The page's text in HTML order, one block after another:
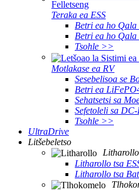
Teraka ea ESS
Betri ea ho Qala
Betri ea ho Qala
Tsohle >>
Motlakase ea RV
Sesebelisoa se
Betri ea
Sehatsetsi sa
Sefetoleli sa
Tsohle >>
UltraDrive
Litšebeletso
Litharollo
Litharollo tsa
Litharollo tsa